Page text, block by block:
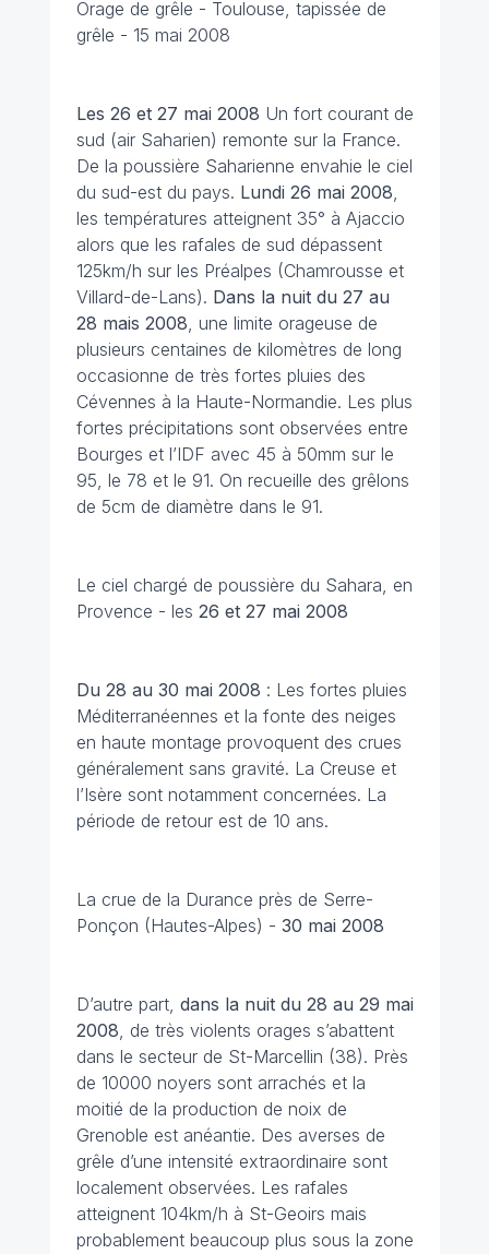
Orage de grêle - Toulouse, tapissée de
grêle - 15 mai 2008
Les 26 et 27 mai 2008 Un fort courant de
sud (air Saharien) remonte sur la France.
De la poussière Saharienne envahie le ciel
du sud-est du pays. Lundi 26 mai 2008,
les températures atteignent 35° à Ajaccio
alors que les rafales de sud dépassent
125km/h sur les Préalpes (Chamrousse et
Villard-de-Lans). Dans la nuit du 27 au
28 mais 2008, une limite orageuse de
plusieurs centaines de kilomètres de long
occasionne de très fortes pluies des
Cévennes à la Haute-Normandie. Les plus
fortes précipitations sont observées entre
Bourges et l’IDF avec 45 à 50mm sur le
95, le 78 et le 91. On recueille des grêlons
de 5cm de diamètre dans le 91.
Le ciel chargé de poussière du Sahara, en
Provence - les 26 et 27 mai 2008
Du 28 au 30 mai 2008 : Les fortes pluies
Méditerranéennes et la fonte des neiges
en haute montage provoquent des crues
généralement sans gravité. La Creuse et
l’Isère sont notamment concernées. La
période de retour est de 10 ans.
La crue de la Durance près de Serre-
Ponçon (Hautes-Alpes) - 30 mai 2008
D’autre part, dans la nuit du 28 au 29 mai
2008, de très violents orages s’abattent
dans le secteur de St-Marcellin (38). Près
de 10000 noyers sont arrachés et la
moitié de la production de noix de
Grenoble est anéantie. Des averses de
grêle d’une intensité extraordinaire sont
localement observées. Les rafales
atteignent 104km/h à St-Geoirs mais
probablement beaucoup plus sous la zone